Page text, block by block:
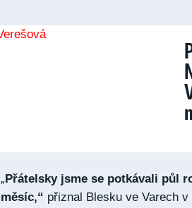
„Přátelsky jsme se potkávali půl
měsíc,“ přiznal Blesku ve Varech